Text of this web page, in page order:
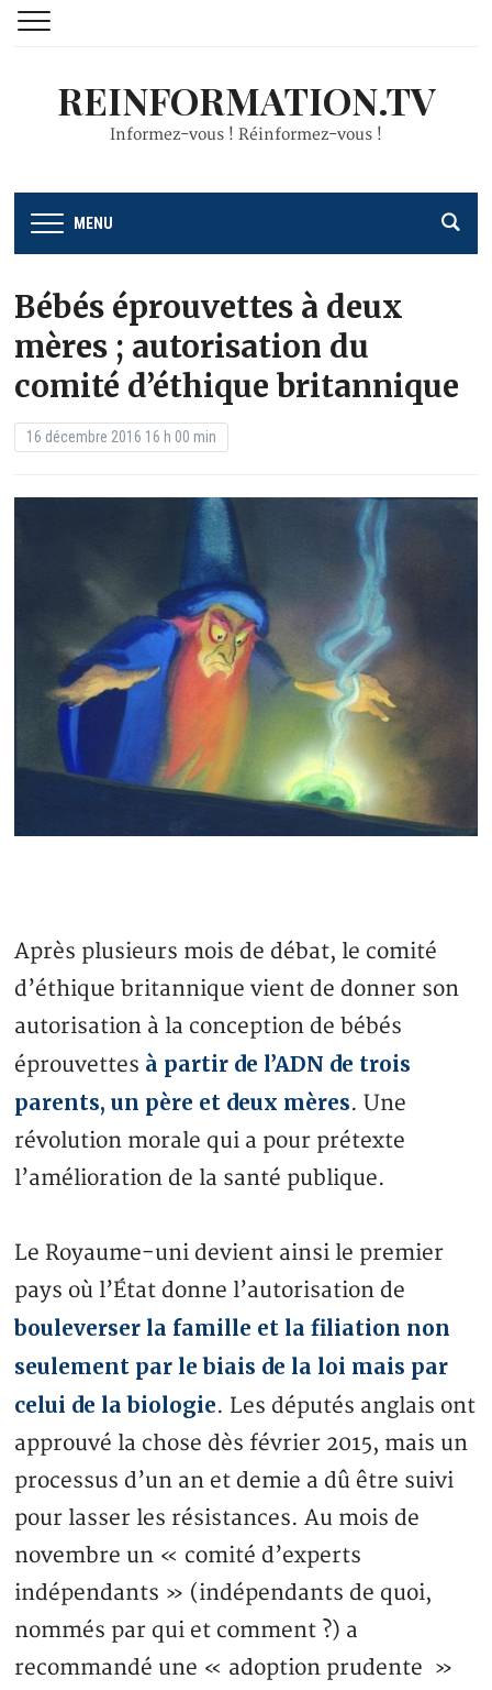
REINFORMATION.TV
Informez-vous ! Réinformez-vous !
MENU
Bébés éprouvettes à deux
mères ; autorisation du
comité d’éthique britannique
16 décembre 2016 16 h 00 min
Après plusieurs mois de débat, le comité
d’éthique britannique vient de donner son
autorisation à la conception de bébés
éprouvettes à partir de l’ADN de trois
parents, un père et deux mères. Une
révolution morale qui a pour prétexte
l’amélioration de la santé publique.
Le Royaume-uni devient ainsi le premier
pays où l’État donne l’autorisation de
bouleverser la famille et la filiation non
seulement par le biais de la loi mais par
celui de la biologie. Les députés anglais ont
approuvé la chose dès février 2015, mais un
processus d’un an et demie a dû être suivi
pour lasser les résistances. Au mois de
novembre un « comité d’experts
indépendants » (indépendants de quoi,
nommés par qui et comment ?) a
recommandé une « adoption prudente »